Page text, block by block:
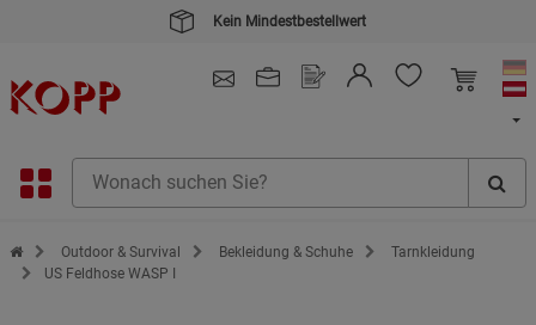
Kein Mindestbestellwert
Zur Startseite des Kopp Verlag Online-Shop
Outdoor & Survival Bekleidung & Schuhe
Tarnkleidung
US Feldhose WASP I